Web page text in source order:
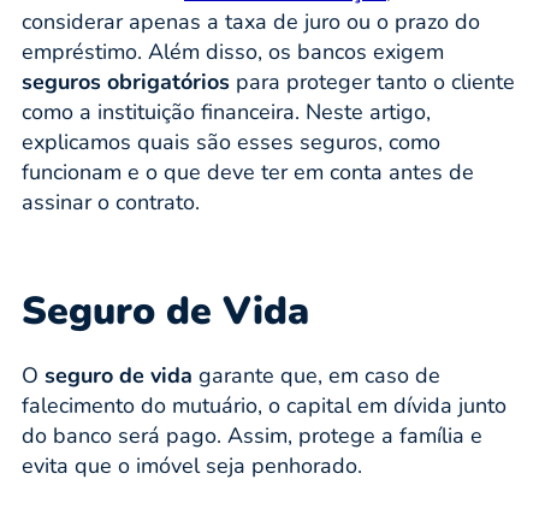
considerar apenas a taxa de juro ou o prazo do
empréstimo. Além disso, os bancos exigem
seguros obrigatórios para proteger tanto o cliente
como a instituição financeira. Neste artigo,
explicamos quais são esses seguros, como
funcionam e o que deve ter em conta antes de
assinar o contrato.
Seguro de Vida
O seguro de vida garante que, em caso de
falecimento do mutuário, o capital em dívida junto
do banco será pago. Assim, protege a família e
evita que o imóvel seja penhorado.